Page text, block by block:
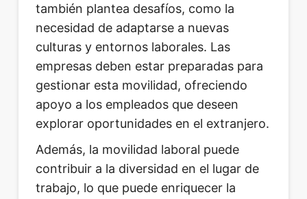
también plantea desafíos, como la
necesidad de adaptarse a nuevas
culturas y entornos laborales. Las
empresas deben estar preparadas para
gestionar esta movilidad, ofreciendo
apoyo a los empleados que deseen
explorar oportunidades en el extranjero.
Además, la movilidad laboral puede
contribuir a la diversidad en el lugar de
trabajo, lo que puede enriquecer la